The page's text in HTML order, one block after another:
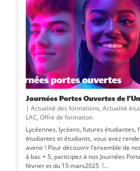
Journées Portes Ouvertes de
| Actualité des formations, Actualité
LAC, Offre de formation
Lycéennes, lycéens, futures étudiantes,
étudiantes et étudiants, vous avez
avenir ! Pour découvrir l’ensemble de
à bac + 5, participez à nos Journées
février et du 15 mars2025 !...